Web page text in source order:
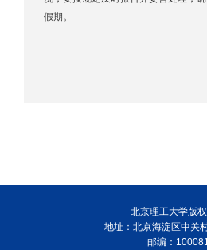
假期。
北京理工大学版
地址：北京海淀区中关
邮编：